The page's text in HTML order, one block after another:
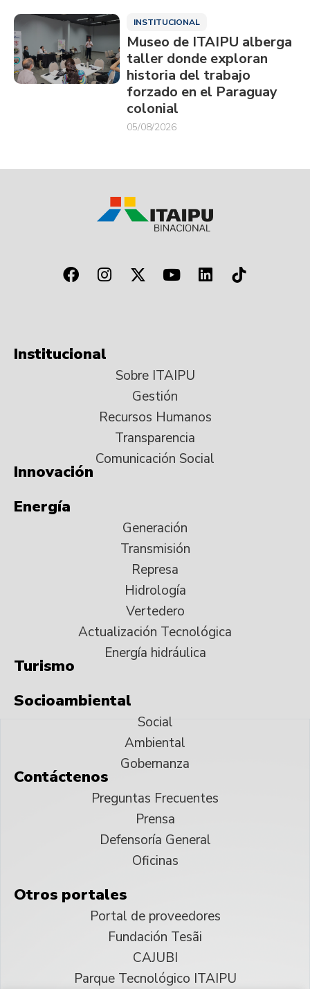
INSTITUCIONAL
Museo de ITAIPU alberga
taller donde exploran
historia del trabajo
forzado en el Paraguay
colonial
05/08/2026
Institucional
Sobre ITAIPU
Gestión
Recursos Humanos
Transparencia
Comunicación Social
Innovación
Energía
Generación
Transmisión
Represa
Hidrología
Vertedero
Actualización Tecnológica
Energía hidráulica
Turismo
Socioambiental
Social
Ambiental
Gobernanza
Contáctenos
Preguntas Frecuentes
Prensa
Defensoría General
Oficinas
Otros portales
Portal de proveedores
Fundación Tesãi
CAJUBI
Parque Tecnológico ITAIPU